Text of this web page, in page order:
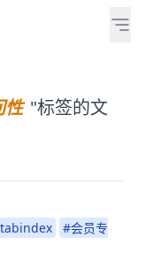
性 "标签的文
#会员专